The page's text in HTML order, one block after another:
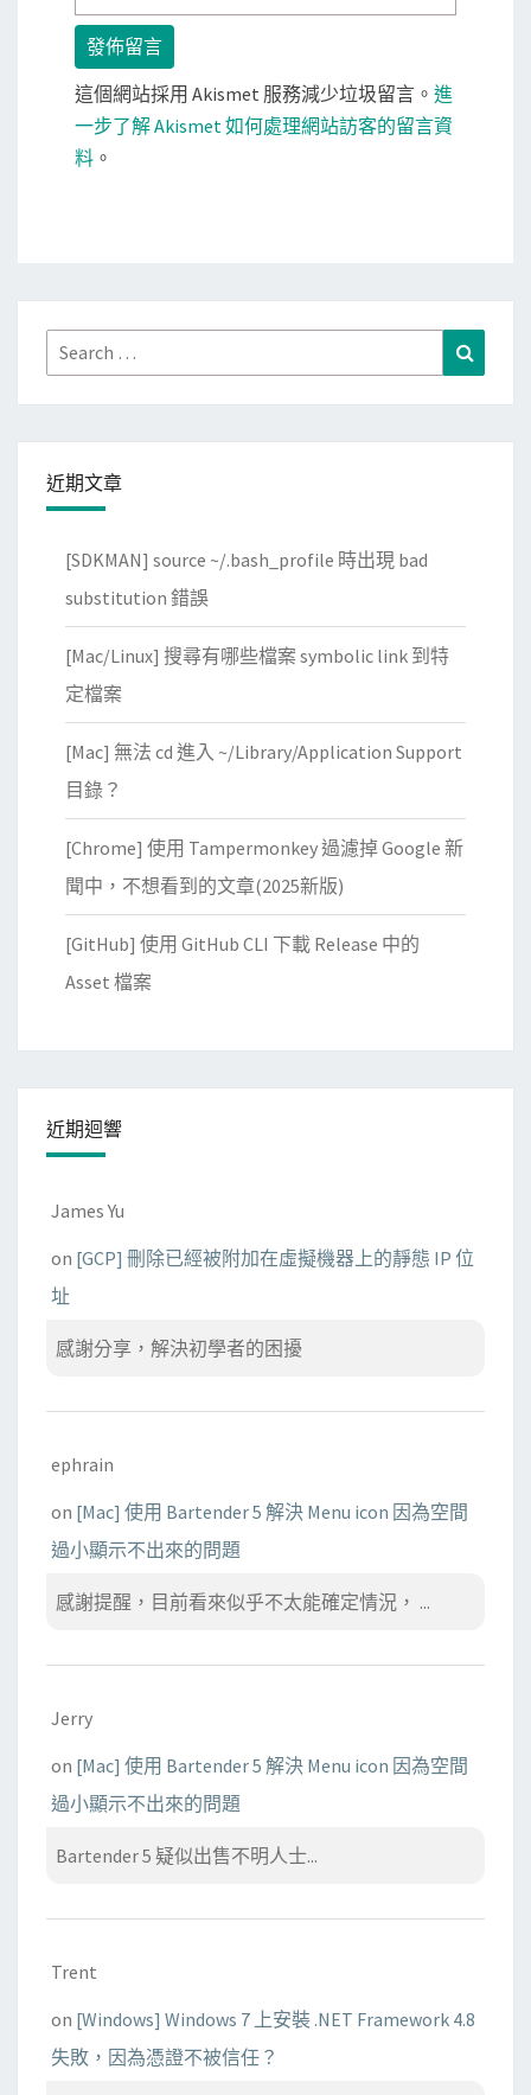
這個網站採用 Akismet 服務減少垃圾留言。 進
一步了解 Akismet 如何處理網站訪客的留言資
料 。
Search
for:
近期文章
[SDKMAN] source ~/.bash_profile 時出現 bad
substitution 錯誤
[Mac/Linux] 搜尋有哪些檔案 symbolic link 到特
定檔案
[Mac] 無法 cd 進入 ~/Library/Application Support
目錄？
[Chrome] 使用 Tampermonkey 過濾掉 Google 新
聞中，不想看到的文章(2025新版)
[GitHub] 使用 GitHub CLI 下載 Release 中的
Asset 檔案
近期迴響
James Yu
on [GCP] 刪除已經被附加在虛擬機器上的靜態 IP 位
址
感謝分享，解決初學者的困擾
ephrain
on [Mac] 使用 Bartender 5 解決 Menu icon 因為空間
過小顯示不出來的問題
感謝提醒，目前看來似乎不太能確定情況， ...
Jerry
on [Mac] 使用 Bartender 5 解決 Menu icon 因為空間
過小顯示不出來的問題
Bartender 5 疑似出售不明人士...
Trent
on [Windows] Windows 7 上安裝 .NET Framework 4.8
失敗，因為憑證不被信任？